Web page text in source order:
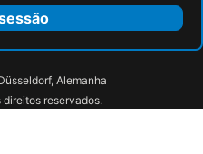
Alemanha
reservados.